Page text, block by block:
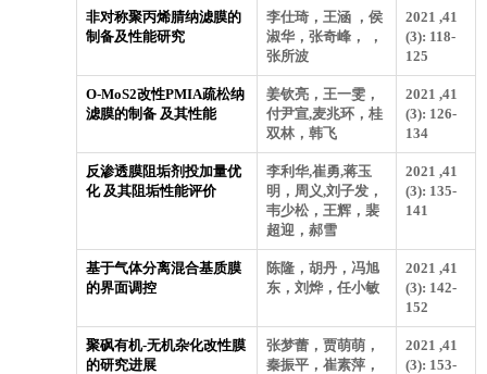
非对称聚丙烯腈纳滤膜的
制备及性能研究
李仕琦，王涵 ，侯
淑华，张奇峰， ，
张所波
2021 ,41
(3): 118-
125
O-MoS2改性PMIA疏松纳
滤膜的制备 及其性能
姜钦亮，王一雯，
付尹宣,麦兆环，桂
双林，韩飞
2021 ,41
(3): 126-
134
反渗透膜阻垢剂投加量优
化 及其阻垢性能评价
李利华,崔勇,蒋玉
明，周义,刘子发，
韦少松，王辉，裴
超迎，郝雪
2021 ,41
(3): 135-
141
基于气体分离混合基质膜
的界面调控
陈隆，胡丹，冯旭
东，刘烨，任小敏
2021 ,41
(3): 142-
152
聚砜有机-无机杂化改性膜
的研究进展
张梦蕾，贾萌萌，
秦振平，崔素萍，
2021 ,41
(3): 153-